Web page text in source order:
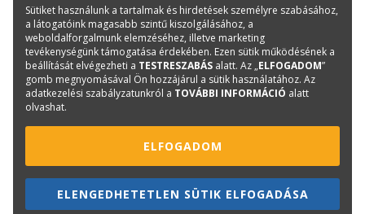
A könyv webshopunkban
megvásárolható:https://www.terc.hu/konyv/hit-vallas-
epiteszet-penz
Sütiket használunk a tartalmak és hirdetések személyre szabásához,
a látogatóink magasabb szintű kiszolgálásához, a
weboldalforgalmunk elemzéséhez, illetve marketing
tevékenységünk támogatása érdekében. Ezen sütik működésének a
beállítását elvégezheti a TESTRESZABÁS alatt. Az „ELFOGADOM”
gomb megnyomásával Ön hozzájárul a sütik használatához. Az
adatkezelési szabályzatunkról a TOVÁBBI INFORMÁCIÓ alatt
olvashat.
ELFOGADOM
ELENGEDHETETLEN SÜTIK ELFOGADÁSA